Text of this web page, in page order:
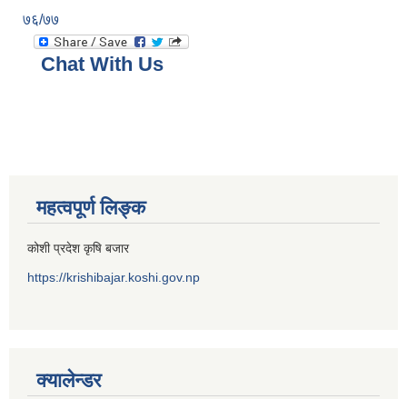
७६/७७
Chat With Us
महत्वपूर्ण लिङ्क
कोशी प्रदेश कृषि बजार
https://krishibajar.koshi.gov.np
क्यालेन्डर